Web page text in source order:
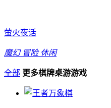
萤火夜话
魔幻 冒险 休闲
全部 更多棋牌桌游游戏